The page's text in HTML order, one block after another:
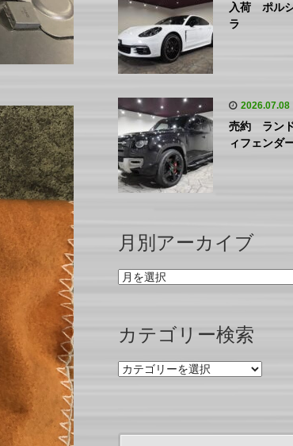
入荷 ポル
ラ
2026.07.08
売約 ラン
ィフェンダ
月別アーカイブ
月
カ
ブ
カテゴリー検索
カ